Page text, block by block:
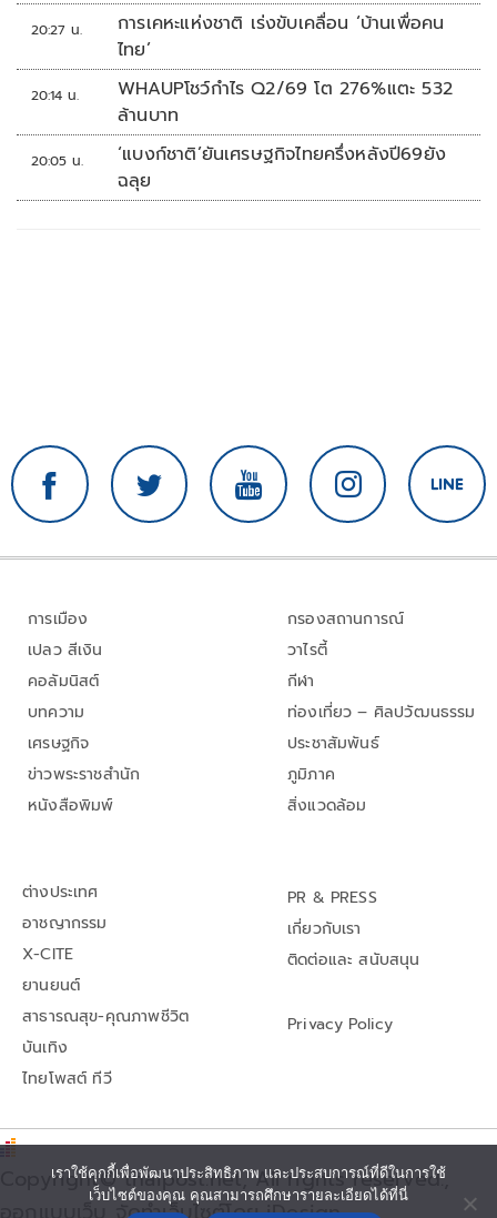
20:27 น.
การเคหะแห่งชาติ เร่งขับเคลื่อน ‘บ้านเพื่อคน
ไทย’
20:14 น.
WHAUPโชว์กำไร Q2/69 โต 276%แตะ 532
ล้านบาท
20:05 น.
‘แบงก์ชาติ’ยันเศรษฐกิจไทยครึ่งหลังปี69ยัง
ฉลุย
การเมือง
เปลว สีเงิน
คอลัมนิสต์
บทความ
เศรษฐกิจ
ข่าวพระราชสำนัก
หนังสือพิมพ์
กรองสถานการณ์
วาไรตี้
กีฬา
ท่องเที่ยว – ศิลปวัฒนธรรม
ประชาสัมพันธ์
ภูมิภาค
สิ่งแวดล้อม
ต่างประเทศ
อาชญากรรม
X-CITE
ยานยนต์
สาธารณสุข-คุณภาพชีวิต
บันเทิง
ไทยโพสต์ ทีวี
PR & PRESS
เกี่ยวกับเรา
ติดต่อและ สนับสนุน
Privacy Policy
Copyright© thaipost.net, All rights reserved.,
เราใช้คุกกี้เพื่อพัฒนาประสิทธิภาพ และประสบการณ์ที่ดีในการใช้
เว็บไซต์ของคุณ คุณสามารถศึกษารายละเอียดได้ที่นี่